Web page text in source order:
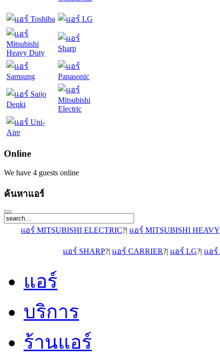
Online
We have 4 guests online
ค้นหาแอร์
แอร์ MITSUBISHI ELECTRIC?| แอร์ MITSUBISHI
แอร์ SHARP?| แอร์ CARRIER?| แอร์ LG?| แอร์
แอร์
บริการ
ร้านแอร์